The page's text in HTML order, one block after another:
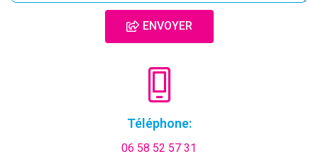
ENVOYER
Téléphone:
06 58 52 57 31